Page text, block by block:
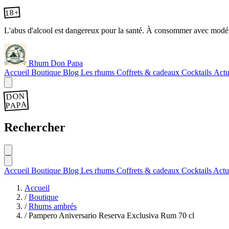
18+
L'abus d'alcool est dangereux pour la santé. À consommer avec
Rhum Don Papa
Accueil Boutique Blog Les rhums Coffrets & cadeaux Cocktails
DON
PAPA
Rechercher
Accueil Boutique Blog Les rhums Coffrets & cadeaux Cocktails
Accueil
/ Boutique
/ Rhums ambrés
/ Pampero Aniversario Reserva Exclusiva Rum 70 cl